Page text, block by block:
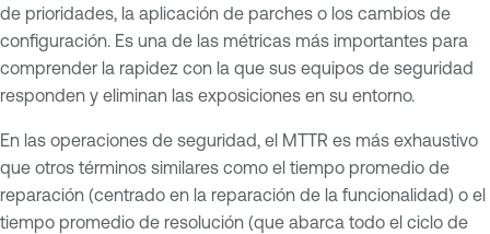
de prioridades, la aplicación de parches o los cambios de
configuración. Es una de las métricas más importantes para
comprender la rapidez con la que sus equipos de seguridad
responden y eliminan las exposiciones en su entorno.
En las operaciones de seguridad, el MTTR es más exhaustivo
que otros términos similares como el tiempo promedio de
reparación (centrado en la reparación de la funcionalidad) o el
tiempo promedio de resolución (que abarca todo el ciclo de